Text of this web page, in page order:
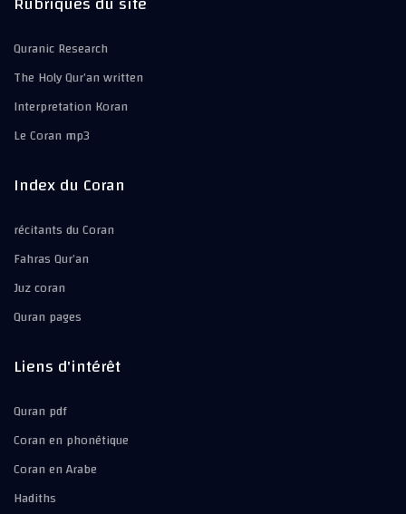
Quranic Research
The Holy Qur’an written
Interpretation Koran
Le Coran mp3
Index du Coran
récitants du Coran
Fahras Qur’an
Juz coran
Quran pages
Liens d'intérêt
Quran pdf
Coran en phonétique
Coran en Arabe
Hadiths